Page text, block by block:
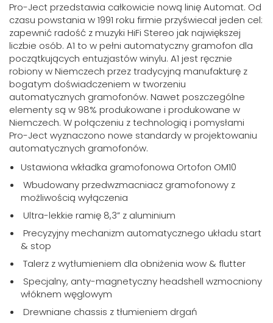
Pro-Ject przedstawia całkowicie nową linię Automat. Od
czasu powstania w 1991 roku firmie przyświecał jeden cel:
zapewnić radość z muzyki HiFi Stereo jak największej
liczbie osób. A1 to w pełni automatyczny gramofon dla
początkujących entuzjastów winylu. A1 jest ręcznie
robiony w Niemczech przez tradycyjną manufakturę z
bogatym doświadczeniem w tworzeniu
automatycznych gramofonów. Nawet poszczególne
elementy są w 98% produkowane i produkowane w
Niemczech. W połączeniu z technologią i pomysłami
Pro-Ject wyznaczono nowe standardy w projektowaniu
automatycznych gramofonów.
Ustawiona wkładka gramofonowa Ortofon OM10
Wbudowany przedwzmacniacz gramofonowy z
możliwością wyłączenia
Ultra-lekkie ramię 8,3” z aluminium
Precyzyjny mechanizm automatycznego układu start
& stop
Talerz z wytłumieniem dla obniżenia wow & flutter
Specjalny, anty-magnetyczny headshell wzmocniony
włóknem węglowym
Drewniane chassis z tłumieniem drgań